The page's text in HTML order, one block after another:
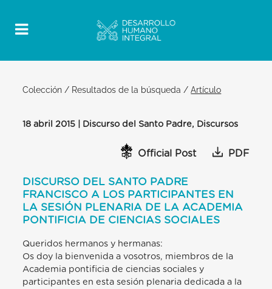
Colección / Resultados de la búsqueda /Artículo
18 abril 2015 | Discurso del Santo Padre, Discursos
Official Post PDF
DISCURSO DEL SANTO PADRE
FRANCISCO A LOS PARTICIPANTES EN
LA SESIÓN PLENARIA DE LA ACADEMIA
PONTIFICIA DE CIENCIAS SOCIALES
Queridos hermanos y hermanas:
Os doy la bienvenida a vosotros, miembros de la
Academia pontificia de ciencias sociales y
participantes en esta sesión plenaria dedicada a la